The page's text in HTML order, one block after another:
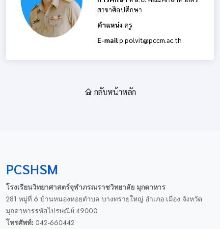
สาขาศิลปศึกษา
ตำแหน่ง ครู
E-mailp.polvit@pccm.ac.th
กลับหน้าหลัก
PCSHSM
โรงเรียนวิทยาศาสตร์จุฬาภรณราชวิทยาลัย มุกดาหาร
281 หมู่ที่ 6 บ้านหนองหอยตำบล บางทรายใหญ่ อำเภอ เมือง จังหวัด
มุกดาหารรหัสไปรษณีย์ 49000
โทรศัพท์: 042-660442